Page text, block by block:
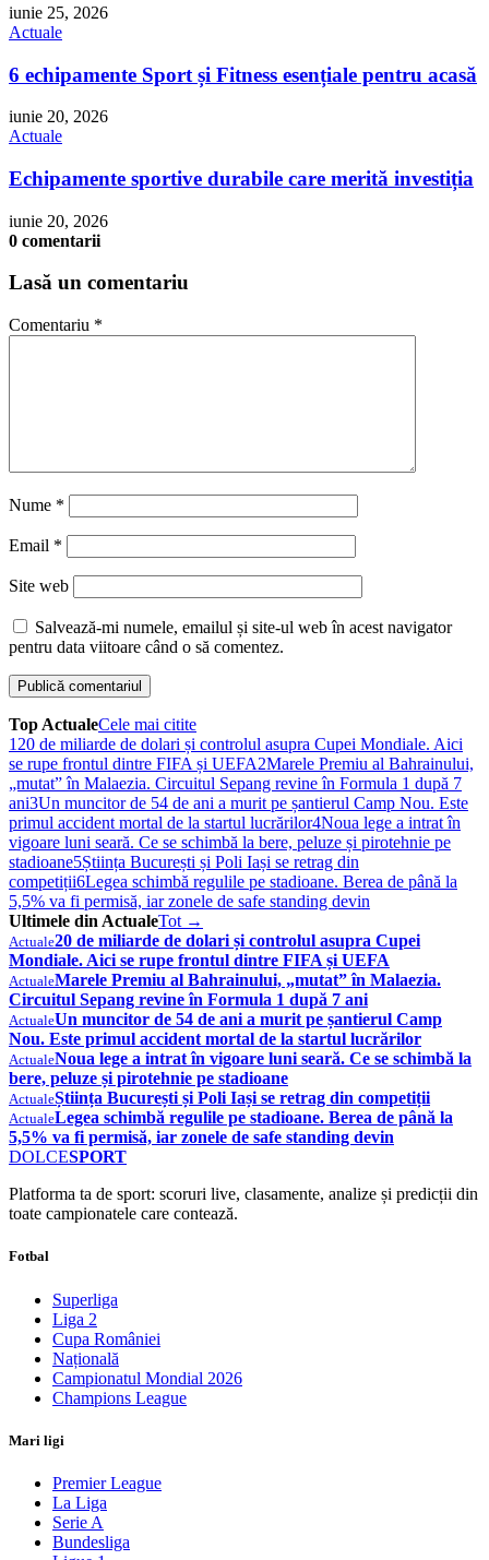
iunie 25, 2026
Actuale
6 echipamente Sport și Fitness esențiale pentru acasă
iunie 20, 2026
Actuale
Echipamente sportive durabile care merită investiția
iunie 20, 2026
0 comentarii
Lasă un comentariu
Comentariu *
Nume *
Email *
Site web
Salvează-mi numele, emailul și site-ul web în acest navigator
pentru data viitoare când o să comentez.
Top ActualeCele mai citite
1 20 de miliarde de dolari și controlul asupra Cupei Mondiale. Aici
se rupe frontul dintre FIFA și UEFA2Marele Premiu al Bahrainului,
„mutat” în Malaezia. Circuitul Sepang revine în Formula 1 după 7
ani3Un muncitor de 54 de ani a murit pe șantierul Camp Nou. Este
primul accident mortal de la startul lucrărilor4Noua lege a intrat în
vigoare luni seară. Ce se schimbă la bere, peluze și pirotehnie pe
stadioane5Știința București și Poli Iași se retrag din
competiții6Legea schimbă regulile pe stadioane. Berea de până la
5,5% va fi permisă, iar zonele de safe standing devin
Ultimele din ActualeTot →
Actuale20 de miliarde de dolari și controlul asupra Cupei
Mondiale. Aici se rupe frontul dintre FIFA și UEFA
ActualeMarele Premiu al Bahrainului, „mutat” în Malaezia.
Circuitul Sepang revine în Formula 1 după 7 ani
ActualeUn muncitor de 54 de ani a murit pe șantierul Camp
Nou. Este primul accident mortal de la startul lucrărilor
ActualeNoua lege a intrat în vigoare luni seară. Ce se schimbă la
bere, peluze și pirotehnie pe stadioane
ActualeȘtiința București și Poli Iași se retrag din competiții
ActualeLegea schimbă regulile pe stadioane. Berea de până la
5,5% va fi permisă, iar zonele de safe standing devin
DOLCESPORT
Platforma ta de sport: scoruri live, clasamente, analize și predicții din
toate campionatele care contează.
Fotbal
Superliga
Liga 2
Cupa României
Națională
Campionatul Mondial 2026
Champions League
Mari ligi
Premier League
La Liga
Serie A
Bundesliga